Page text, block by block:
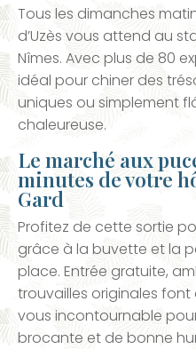
Tous les dimanches
d’Uzès vous attend au
Nîmes. Avec plus de 80
idéal pour chiner des
uniques ou simplement
chaleureuse.
Le marché aux
minutes de votre
Gard
Profitez de cette sortie
grâce à la buvette et la
place. Entrée gratuite,
trouvailles originales
vous incontournable
brocante et de bonne